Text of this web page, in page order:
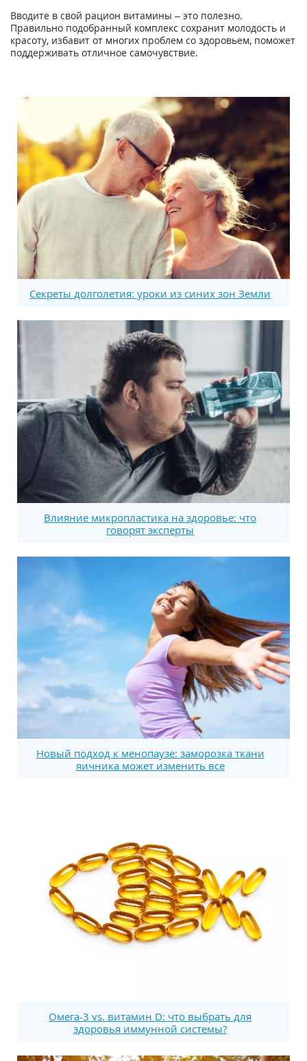
Вводите в свой рацион витамины – это полезно.
Правильно подобранный комплекс сохранит молодость и
красоту, избавит от многих проблем со здоровьем, поможет
поддерживать отличное самочувствие.
Секреты долголетия: уроки из синих зон Земли
Влияние микропластика на здоровье: что
говорят эксперты
Новый подход к менопаузе: заморозка ткани
яичника может изменить все
Омега-3 vs. витамин D: что выбрать для
здоровья иммунной системы?